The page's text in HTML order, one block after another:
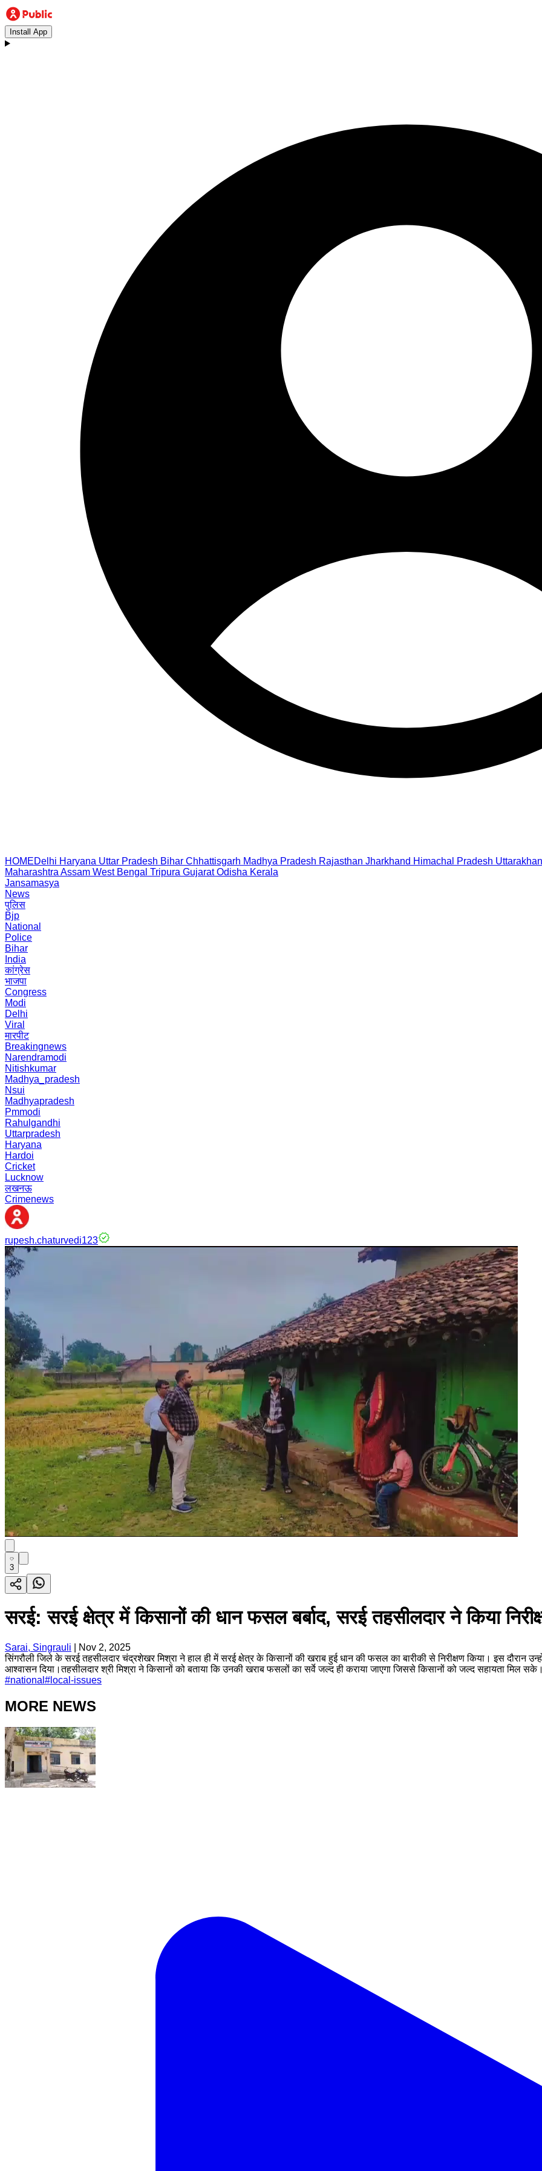
Install App
HOMEDelhi Haryana Uttar Pradesh Bihar Chhattisgarh Madhya Pradesh Rajasthan Jharkhand Himachal Pradesh
Maharashtra Assam West Bengal Tripura Gujarat Odisha Kerala
Jansamasya
News
पुलिस
Bjp
National
Police
Bihar
India
कांग्रेस
भाजपा
Congress
Modi
Delhi
Viral
मारपीट
Breakingnews
Narendramodi
Nitishkumar
Madhya_pradesh
Nsui
Madhyapradesh
Pmmodi
Rahulgandhi
Uttarpradesh
Haryana
Hardoi
Cricket
Lucknow
लखनऊ
Crimenews
rupesh.chaturvedi123
3
सरई: सरई क्षेत्र में किसानों की धान फसल बर्बाद, सरई तहसीलदार ने किया
Sarai, Singrauli
Nov 2, 2025
सिंगरौली जिले के सरई तहसीलदार चंद्रशेखर मिश्रा ने हाल ही में सरई क्षेत्र के किसानों की खराब हुई धान की फसल का बारीकी से निरीक्षण किया। इस दौरान
आश्वासन दिया।तहसीलदार श्री मिश्रा ने किसानों को बताया कि उनकी खराब फसलों का सर्वे जल्द ही कराया जाएगा जिससे किसानों को जल्द सहायता मिल
#national # local-issues
MORE NEWS